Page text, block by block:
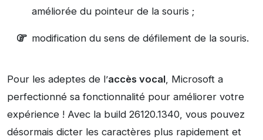
améliorée du pointeur de la souris ;
modification du sens de défilement de la souris.
Pour les adeptes de l’accès vocal , Microsoft a
perfectionné sa fonctionnalité pour améliorer votre
expérience ! Avec la build 26120.1340, vous pouvez
désormais dicter les caractères plus rapidement et